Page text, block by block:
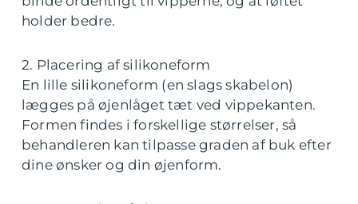
holder bedre.
2. Placering af silikoneform
En lille silikoneform (en slags skabelon)
lægges på øjenlåget tæt ved vippekanten.
Formen findes i forskellige størrelser, så
behandleren kan tilpasse graden af buk efter
dine ønsker og din øjenform.